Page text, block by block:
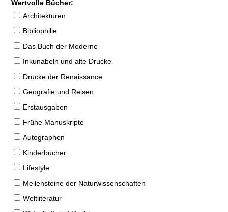
Wertvolle Bücher:
Architekturen
Bibliophilie
Das Buch der Moderne
Inkunabeln und alte Drucke
Drucke der Renaissance
Geografie und Reisen
Erstausgaben
Frühe Manuskripte
Autographen
Kinderbücher
Lifestyle
Meilensteine der Naturwissenschaften
Weltliteratur